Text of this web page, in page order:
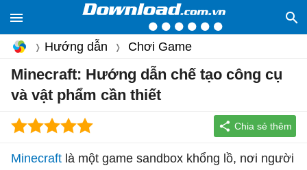
Hướng dẫn Chơi Game
Minecraft: Hướng dẫn chế tạo công cụ
và vật phẩm cần thiết
Minecraft là một game sandbox khổng lồ, nơi người